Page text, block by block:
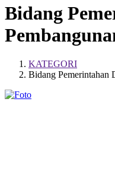
Bidang
KATEGORI
Bidang Pemerintahan